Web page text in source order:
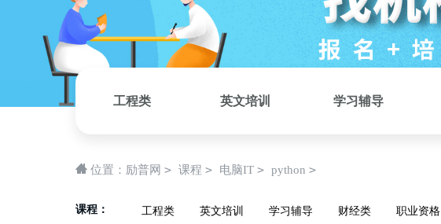
工程类 英文培训 学习辅导
位置： 励普网 > 课程 > 电脑IT > python >
课程： 工程类 英文培训 学习辅导 财经类 职业资格